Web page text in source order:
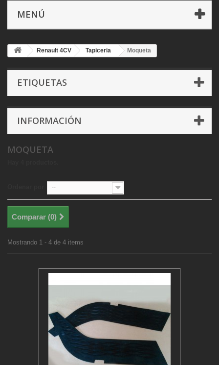
MENÚ
Renault 4CV Tapiceria Moqueta
ETIQUETAS
INFORMACIÓN
MOQUETA
--
Comparar (0)
Mostrando 1 - 4 de 4 items